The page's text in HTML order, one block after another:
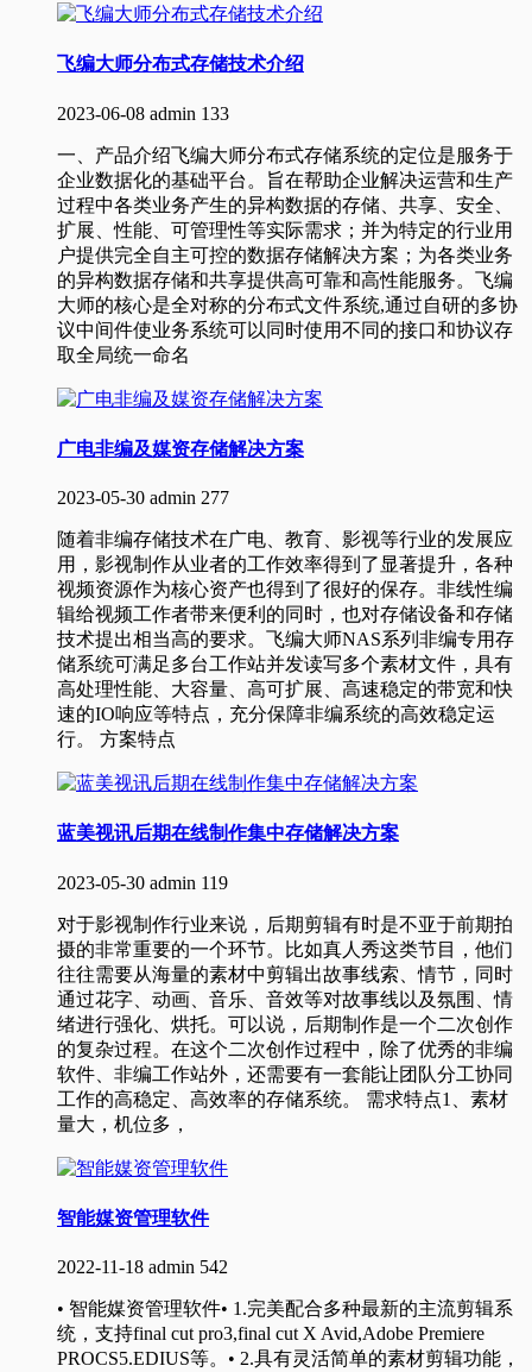
飞编大师分布式存储技术介绍
2023-06-08 admin 133
一、产品介绍飞编大师分布式存储系统的定位是服务于
企业数据化的基础平台。旨在帮助企业解决运营和生产
过程中各类业务产生的异构数据的存储、共享、安全、
扩展、性能、可管理性等实际需求；并为特定的行业用
户提供完全自主可控的数据存储解决方案；为各类业务
的异构数据存储和共享提供高可靠和高性能服务。飞编
大师的核心是全对称的分布式文件系统,通过自研的多协
议中间件使业务系统可以同时使用不同的接口和协议存
取全局统一命名
广电非编及媒资存储解决方案
2023-05-30 admin 277
随着非编存储技术在广电、教育、影视等行业的发展应
用，影视制作从业者的工作效率得到了显著提升，各种
视频资源作为核心资产也得到了很好的保存。非线性编
辑给视频工作者带来便利的同时，也对存储设备和存储
技术提出相当高的要求。飞编大师NAS系列非编专用存
储系统可满足多台工作站并发读写多个素材文件，具有
高处理性能、大容量、高可扩展、高速稳定的带宽和快
速的IO响应等特点，充分保障非编系统的高效稳定运
行。 方案特点
蓝美视讯后期在线制作集中存储解决方案
2023-05-30 admin 119
对于影视制作行业来说，后期剪辑有时是不亚于前期拍
摄的非常重要的一个环节。比如真人秀这类节目，他们
往往需要从海量的素材中剪辑出故事线索、情节，同时
通过花字、动画、音乐、音效等对故事线以及氛围、情
绪进行强化、烘托。可以说，后期制作是一个二次创作
的复杂过程。在这个二次创作过程中，除了优秀的非编
软件、非编工作站外，还需要有一套能让团队分工协同
工作的高稳定、高效率的存储系统。 需求特点1、素材
量大，机位多，
智能媒资管理软件
2022-11-18 admin 542
• 智能媒资管理软件• 1.完美配合多种最新的主流剪辑系
统，支持final cut pro3,final cut X Avid,Adobe Premiere
PROCS5.EDIUS等。• 2.具有灵活简单的素材剪辑功能，